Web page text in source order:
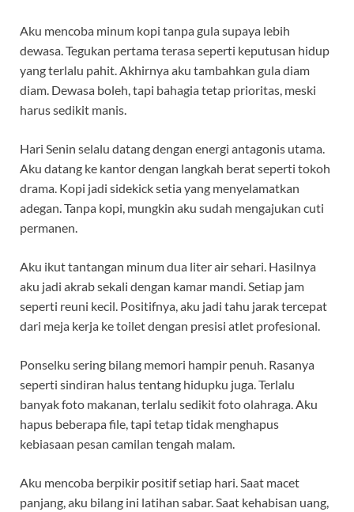
Aku mencoba minum kopi tanpa gula supaya lebih
dewasa. Tegukan pertama terasa seperti keputusan hidup
yang terlalu pahit. Akhirnya aku tambahkan gula diam
diam. Dewasa boleh, tapi bahagia tetap prioritas, meski
harus sedikit manis.
Hari Senin selalu datang dengan energi antagonis utama.
Aku datang ke kantor dengan langkah berat seperti tokoh
drama. Kopi jadi sidekick setia yang menyelamatkan
adegan. Tanpa kopi, mungkin aku sudah mengajukan cuti
permanen.
Aku ikut tantangan minum dua liter air sehari. Hasilnya
aku jadi akrab sekali dengan kamar mandi. Setiap jam
seperti reuni kecil. Positifnya, aku jadi tahu jarak tercepat
dari meja kerja ke toilet dengan presisi atlet profesional.
Ponselku sering bilang memori hampir penuh. Rasanya
seperti sindiran halus tentang hidupku juga. Terlalu
banyak foto makanan, terlalu sedikit foto olahraga. Aku
hapus beberapa file, tapi tetap tidak menghapus
kebiasaan pesan camilan tengah malam.
Aku mencoba berpikir positif setiap hari. Saat macet
panjang, aku bilang ini latihan sabar. Saat kehabisan uang,